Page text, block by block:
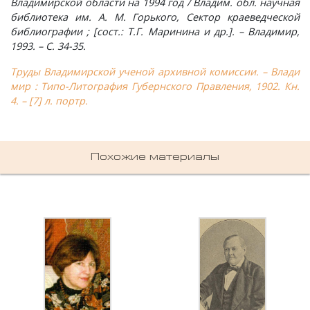
библиотека им. А. М. Горького, Сектор краеведческой
библиографии ; [сост.: Т.Г. Маринина и др.]. – Владимир,
1993. – С. 34-35.
Труды Владимирской ученой архивной комиссии. – Влади
мир : Типо-Литография Губернского Правления, 1902. Кн.
4. – [7] л. портр.
Похожие материалы
Шатнево, деревня
Швариха, деревня
Каменово, деревня
Камешково, город
Карякино, деревня
Кирюшино, деревня
Колосово, деревня
Константиновка, деревня
Краснознаменский, поселок
Санаторий имени Абельмана, поселок
Санниково, село
Сенино, деревня
Смехра, деревня
Тынцы, село
Федотово, деревня
Федуриха, деревня
Черсево, село
Южный, поселок
Янево, село